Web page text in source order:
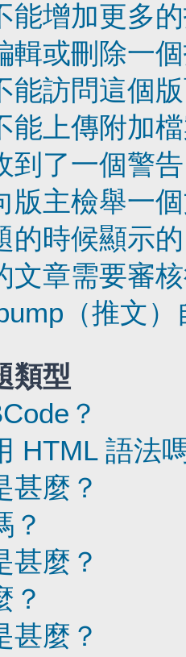
能增加更多
輯或刪除一
能訪問這個
能上傳附加
到了一個警
版主檢舉一
的時候顯示
文章需要審
（推文
類型
？
HTML 語法
甚麼？
？
甚麼？
？
甚麼？